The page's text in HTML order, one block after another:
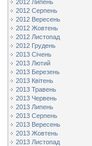
2012 Липень
2012 Серпень
2012 Вересень
2012 Жовтень
2012 Листопад
2012 Грудень
2013 Січень
2013 Лютий
2013 Березень
2013 Квітень
2013 Травень
2013 Червень
2013 Липень
2013 Серпень
2013 Вересень
2013 Жовтень
2013 Листопад